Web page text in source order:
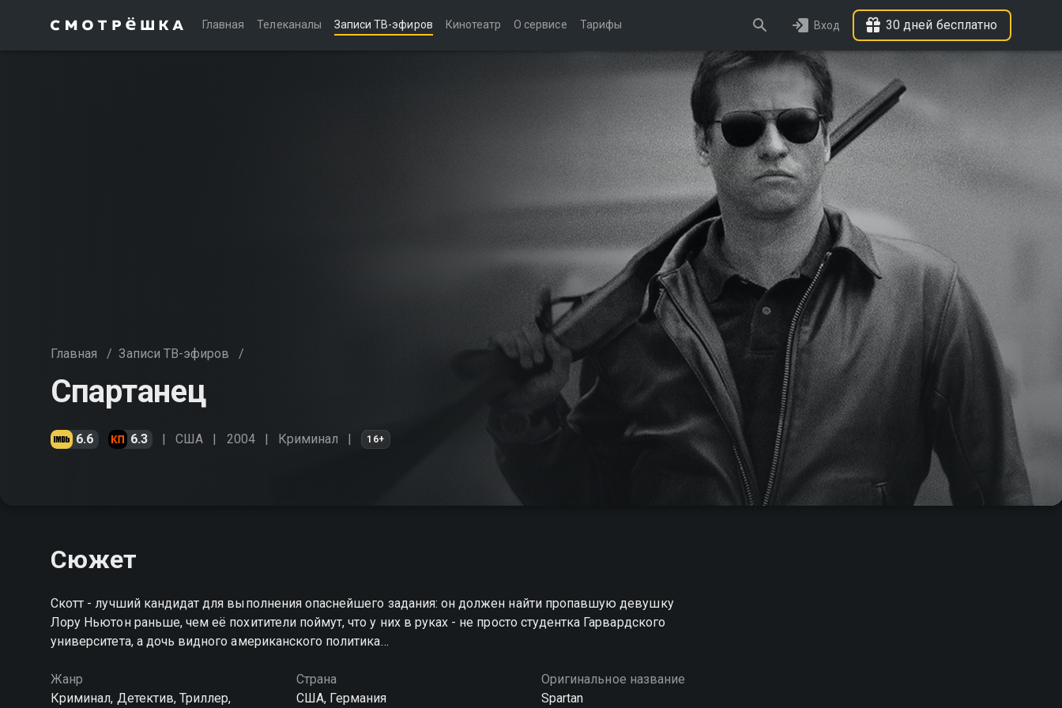
Главная Телеканалы Записи ТВ-эфиров Кинотеатр О сервисе Тарифы Вход 30 дней бесплатно
Главная / Записи ТВ-эфиров /
Спартанец
6.6 6.3 США 2004 Криминал 16+
Сюжет
Скотт - лучший кандидат для выполнения опаснейшего задания: он должен найти пропавшую девушку
Лору Ньютон раньше, чем её похитители поймут, что у них в руках - не просто студентка Гарвардского
университета, а дочь видного американского политика…
Жанр
Криминал, Детектив, Триллер,
Страна
США, Германия
Оригинальное название
Spartan